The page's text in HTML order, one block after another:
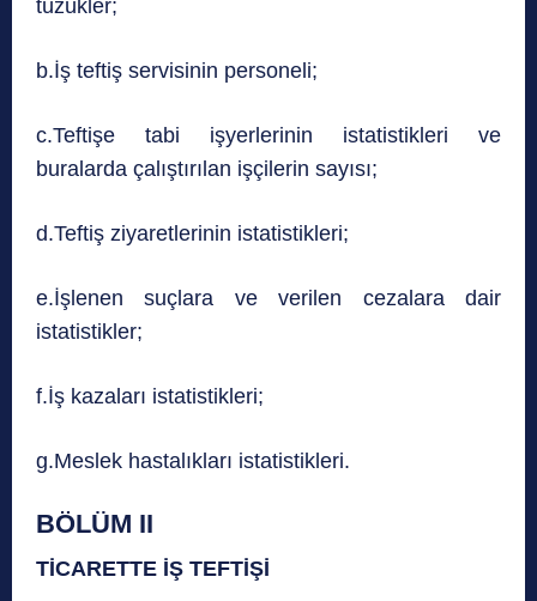
tüzükler;
b.İş teftiş servisinin personeli;
c.Teftişe tabi işyerlerinin istatistikleri ve
buralarda çalıştırılan işçilerin sayısı;
d.Teftiş ziyaretlerinin istatistikleri;
e.İşlenen suçlara ve verilen cezalara dair
istatistikler;
f.İş kazaları istatistikleri;
g.Meslek hastalıkları istatistikleri.
BÖLÜM II
TİCARETTE İŞ TEFTİŞİ